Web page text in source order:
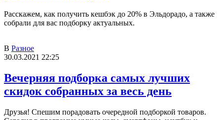
Расскажем, как получить кешбэк до 20% в Эльдорадо, а также
собрали для вас подборку актуальных.
В Разное
30.03.2021 22:25
Вечерняя подборка самых лучших
скидок собранных за весь день
Друзья! Спешим порадовать очередной подборкой товаров.